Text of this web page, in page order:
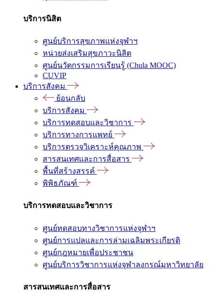
บริการนิสิต
ศูนย์บริการสุขภาพแห่งจุฬาฯ
หน่วยส่งเสริมสุขภาวะนิสิต
ศูนย์นวัตกรรมการเรียนรู้ (Chula MOOC)
CUVIP
บริการสังคม
ย้อนกลับ
บริการสังคม
บริการทดสอบและวิชาการ
บริการทางการแพทย์
บริการตรวจวิเคราะห์คุณภาพ
สารสนเทศและการสื่อสาร
พื้นที่สร้างสรรค์
พิพิธภัณฑ์
บริการทดสอบและวิชาการ
ศูนย์ทดสอบทางวิชาการแห่งจุฬาฯ
ศูนย์การแปลและการล่ามเฉลิมพระเกียรติ
ศูนย์กฎหมายเพื่อประชาชน
ศูนย์บริการวิชาการแห่งจุฬาลงกรณ์มหาวิทยาลัย
สารสนเทศและการสื่อสาร